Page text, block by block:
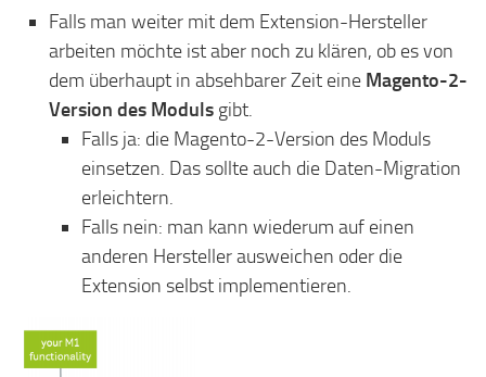
Falls man weiter mit dem Extension-Hersteller
arbeiten möchte ist aber noch zu klären, ob es von
dem überhaupt in absehbarer Zeit eine Magento-2-
Version des Moduls gibt.
Falls ja: die Magento-2-Version des Moduls
einsetzen. Das sollte auch die Daten-Migration
erleichtern.
Falls nein: man kann wiederum auf einen
anderen Hersteller ausweichen oder die
Extension selbst implementieren.